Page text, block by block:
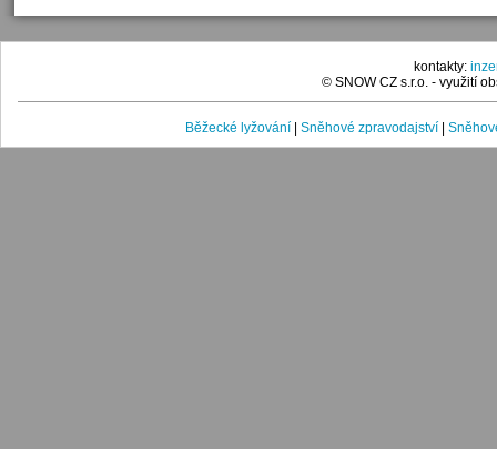
kontakty:
© SNOW CZ s.r.o. - využití
Běžecké lyžování Sněhové zpravodajství